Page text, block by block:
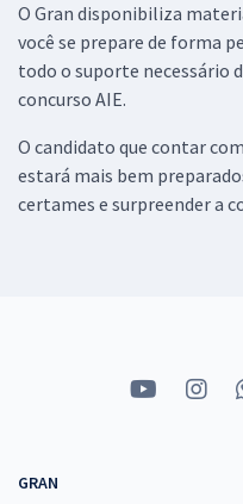
O Gran disponibiliza
você se prepare de forma
todo o suporte necessário
concurso AIE.
O candidato que contar
estará mais bem
certames e surpreender a
GRAN